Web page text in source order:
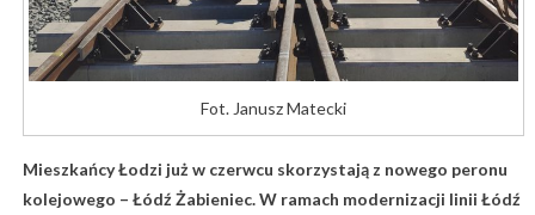
Fot. Janusz Matecki
Mieszkańcy Łodzi już w czerwcu skorzystają z nowego peronu
kolejowego – Łódź Żabieniec. W ramach modernizacji linii Łódź